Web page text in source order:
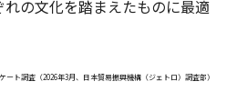
の文化を踏まえたものに最適
ト調査（2026年3月、日本貿易振興機構（ジェトロ）調査部）